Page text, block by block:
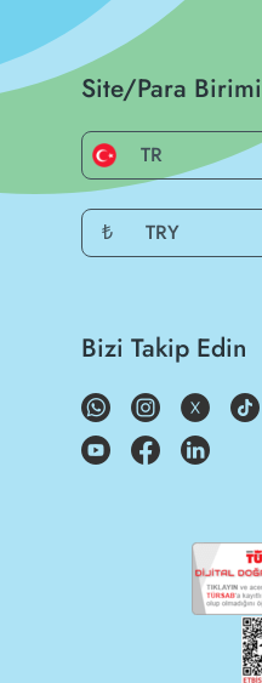
Site/Para Birimi
TR
₺ TRY
Bizi Takip Edin